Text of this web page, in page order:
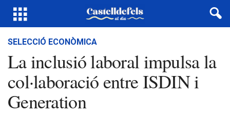
SELECCIÓ ECONÒMICA
La inclusió laboral impulsa la
col·laboració entre ISDIN i
Generation